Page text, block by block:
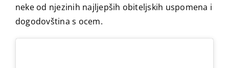
neke od njezinih najljepših obiteljskih uspomena i
dogodovština s ocem.